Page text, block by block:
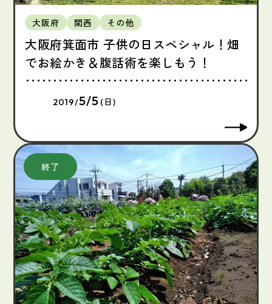
大阪府 関西 その他
大阪府箕面市 子供の日スペシャル！畑
でお絵かき＆腹話術を楽しもう！
2019/5/5 (日)